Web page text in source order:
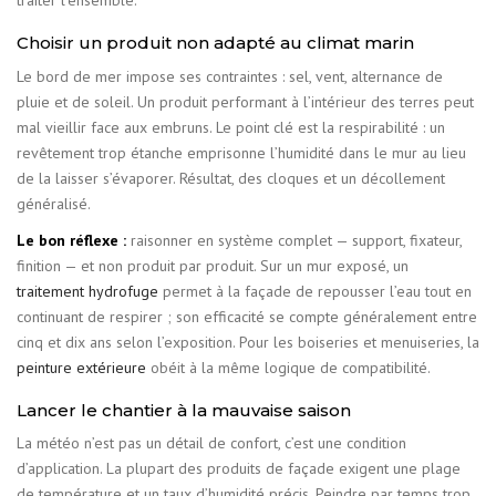
Choisir un produit non adapté au climat marin
Le bord de mer impose ses contraintes : sel, vent, alternance de
pluie et de soleil. Un produit performant à l’intérieur des terres peut
mal vieillir face aux embruns. Le point clé est la respirabilité : un
revêtement trop étanche emprisonne l’humidité dans le mur au lieu
de la laisser s’évaporer. Résultat, des cloques et un décollement
généralisé.
Le bon réflexe : raisonner en système complet — support, fixateur,
finition — et non produit par produit. Sur un mur exposé, un
traitement hydrofuge permet à la façade de repousser l’eau tout en
continuant de respirer ; son efficacité se compte généralement entre
cinq et dix ans selon l’exposition. Pour les boiseries et menuiseries, la
peinture extérieure obéit à la même logique de compatibilité.
Lancer le chantier à la mauvaise saison
La météo n’est pas un détail de confort, c’est une condition
d’application. La plupart des produits de façade exigent une plage